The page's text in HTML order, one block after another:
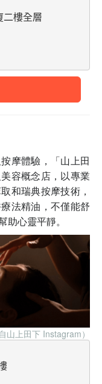
二樓全層
摩體驗，「山上田
容概念店，以專業
和瑞典按摩技術，
法精油，不僅能舒
心靈平靜。
山上田下 Instagram）